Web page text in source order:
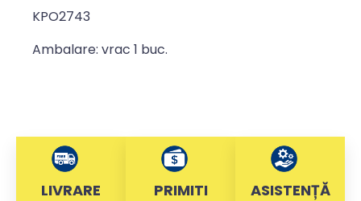
KPO2743
Ambalare: vrac 1 buc.
LIVRARE
PRIMITI
ASISTENȚĂ